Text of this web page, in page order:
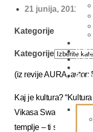
21 junija, 2011
Kategorije
Kategorije
(iz revije AURA, avtor:
Kaj je kultura?
Vikasa Swami. “Če
templje – ti so bili